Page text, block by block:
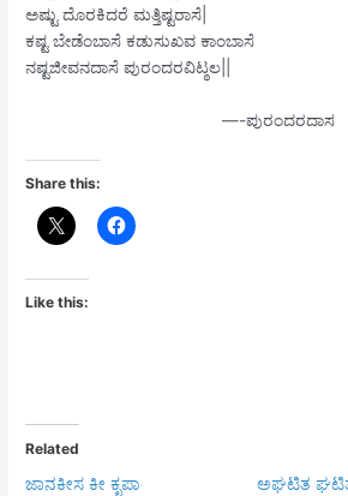
ಅಷ್ಟು ದೊರಕಿದರೆ ಮತ್ತಿಷ್ಟರಾಸೆ|
ಕಷ್ಟ ಬೇಡೆಂಬಾಸೆ ಕಡುಸುಖವ ಕಾಂಬಾಸೆ
ನಷ್ಟಜೀವನದಾಸೆ ಪುರಂದರವಿಟ್ಠಲ||
—-ಪುರಂದರದಾಸ
Share this:
Like this:
Related
ಜಾನಕೀಸ ಕೀ ಕೃಪಾ
ಅಘಟಿತ